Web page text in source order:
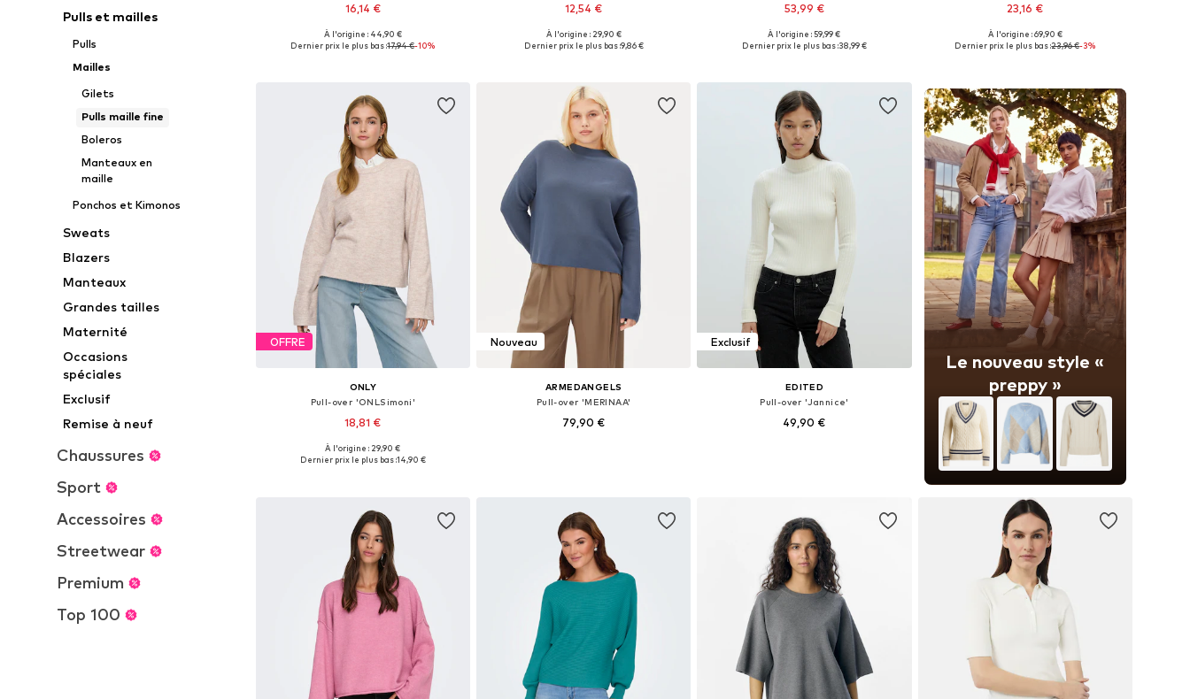
Pulls et mailles
Pulls
Mailles
Gilets
Pulls maille fine
Boleros
Manteaux en
maille
Ponchos et Kimonos
Sweats
Blazers
Manteaux
Grandes tailles
Maternité
Occasions
spéciales
Exclusif
Remise à neuf
Chaussures
Sport
Accessoires
Streetwear
Premium
Top 100
16,14 €
Tailles disponibles: XS, S, M, L, XL
À l'origine : 44,90 €
Dernier prix le plus bas :17,94 €-10%
12,54 €
+28
Tailles disponibles: XS, S, M, L, XL, XXL
À l'origine : 29,90 €
Dernier prix le plus bas :9,86 €
53,99 €
Disponible en plusieurs tailles
À l'origine : 59,99 €
Dernier prix le plus bas :38,99 €
23,16 €
Tailles disponibles: S, M, L, XL
À l'origine : 69,90 €
Dernier prix le plus bas :23,96 €-3%
OFFRE
ONLY
Pull-over 'ONLSimoni'
18,81 €
+9
Tailles disponibles: XS, S, M, L, XL, XXL
À l'origine : 29,90 €
Dernier prix le plus bas :14,90 €
Nouveau
ARMEDANGELS
Pull-over 'MERINAA'
79,90 €
Exclusif
EDITED
Pull-over 'Jannice'
49,90 €
Le nouveau style «
preppy »